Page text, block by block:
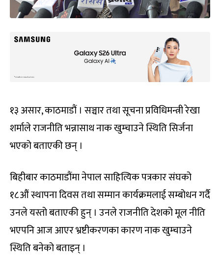
१३ असार, काठमाडौं । सञ्चार तथा सूचना प्रविधिमन्त्री रेखा
शर्माले राजनीति भन्नासाथ नाक खुम्चाउने स्थिति सिर्जना
भएको बताएकी छन् ।
बिहीबार काठमाडौंमा नेपाल साहित्यिक पत्रकार संघको
१८औं स्थापना दिवस तथा सम्मान कार्यक्रमलाई सम्बोधन गर्दै
उनले यस्तो बताएकी हुन् । उनले राजनीति देशको मूल नीति
भएपनि आज आएर भ्रष्टीकरणका कारण नाक खुम्चाउने
स्थिति बनेको बताइन् ।